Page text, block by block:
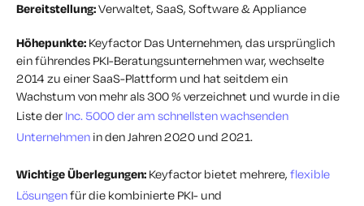
Bereitstellung:Verwaltet, SaaS, Software & Appliance
Höhepunkte: Keyfactor Das Unternehmen, das ursprünglich
ein führendes PKI-Beratungsunternehmen war, wechselte
2014 zu einer SaaS-Plattform und hat seitdem ein
Wachstum von mehr als 300 % verzeichnet und wurde in die
Liste der Inc. 5000 der am schnellsten wachsenden
Unternehmen in den Jahren 2020 und 2021.
Wichtige Überlegungen: Keyfactor bietet mehrere, flexible
Lösungenfür die kombinierte PKI- und